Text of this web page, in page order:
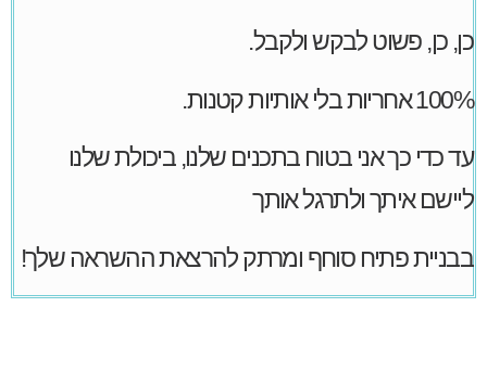
כן, כן, פשוט לבקש ולקבל.
100% אחריות בלי אותיות קטנות.
עד כדי כך אני בטוח בתכנים שלנו, ביכולת שלנו
ליישם איתך ולתרגל אותך
בבניית פתיח סוחף ומרתק להרצאת ההשראה שלך!